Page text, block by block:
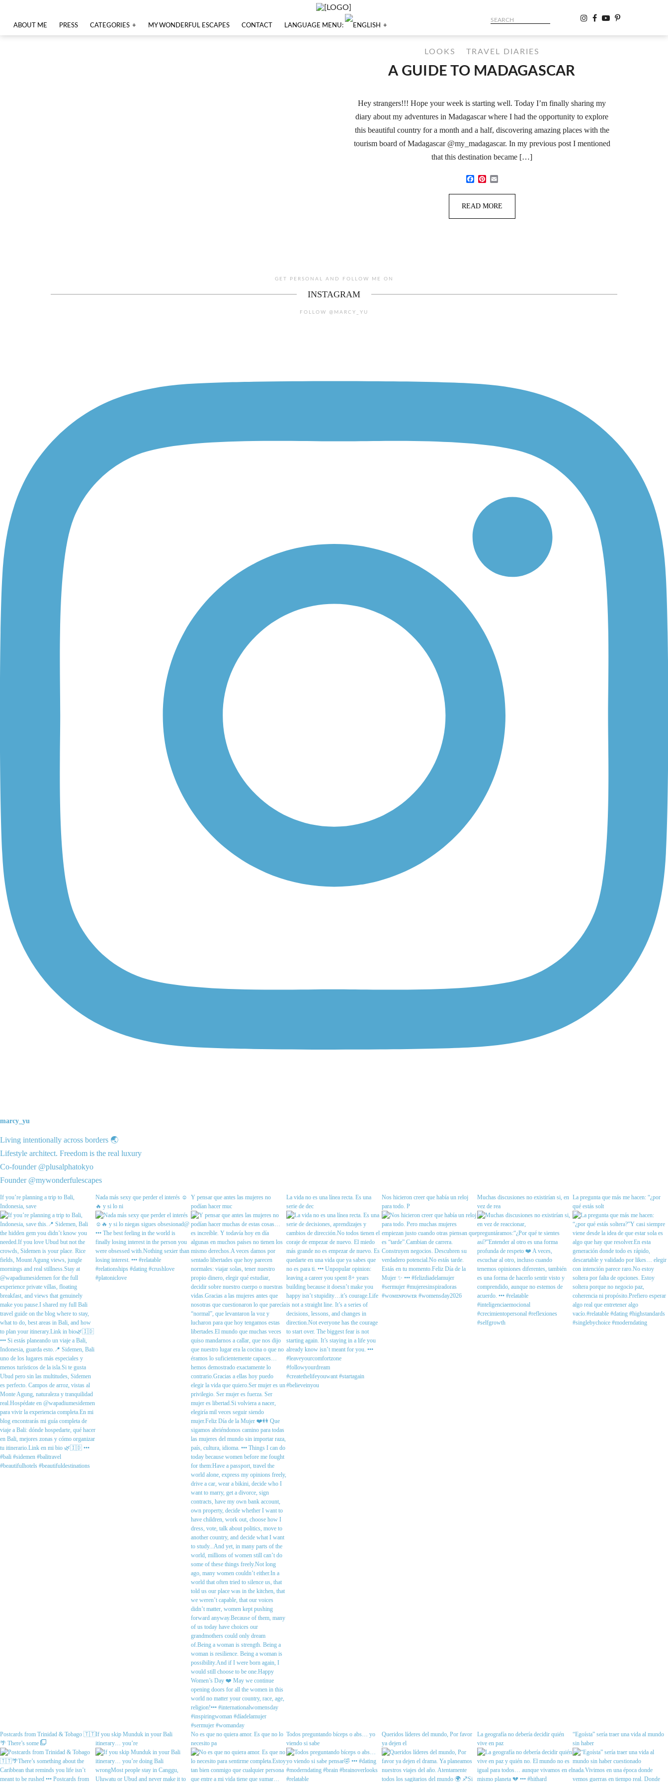
ABOUT ME PRESS CATEGORIES MY WONDERFUL ESCAPES CONTACT LANGUAGE MENU:
LOOKS TRAVEL DIARIES
A GUIDE TO MADAGASCAR
Hey strangers!!! Hope your week is starting well. Today I’m finally sharing my
diary about my adventures in Madagascar where I had the opportunity to explore
this beautiful country for a month and a half, discovering amazing places with the
tourism board of Madagascar @my_madagascar. In my previous post I mentioned
that this destination became […]
READ MORE
GET PERSONAL AND FOLLOW ME ON
INSTAGRAM
FOLLOW @MARCY_YU
marcy_yu
Living intentionally across borders 🌏
Lifestyle architect. Freedom is the real luxury
Co-founder @plusalphatokyo
Founder @mywonderfulescapes
If you’re planning a trip to Bali,
Indonesia, save
Nada más sexy que perder el interés ☺️
🔥 y si lo ni
Y pensar que antes las mujeres no
podían hacer muc
La vida no es una línea recta. Es una
serie de dec
Nos hicieron creer que había un reloj
para todo. P
Muchas discusiones no existirían si, en
vez de rea
La pregunta que más me hacen: “¿por
qué estás solt
Postcards from Trinidad & Tobago 🇹🇹
🌴 There’s some
If you skip Munduk in your Bali
itinerary… you’re
No es que no quiera amor. Es que no lo
necesito pa
Todos preguntando bíceps o abs… yo
viendo si sabe
Queridos líderes del mundo, Por favor
ya dejen el
La geografía no debería decidir quién
vive en paz
“Egoísta” sería traer una vida al mundo
sin haber